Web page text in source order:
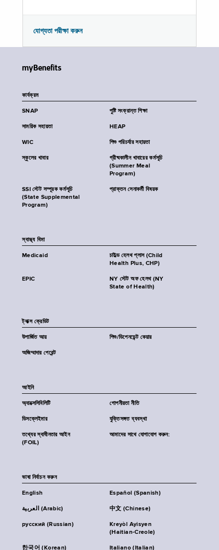
যোগ্যতা পরীক্ষা করুন
myBenefits
কার্যক্রম
SNAP পুষ্টি সংক্রান্ত শিক্ষা
সাময়িক সহায়তা HEAP
WIC শিশু পরিচর্যার সহায়তা
স্কুলের খাবার
গ্রীষ্মকালীন খাবারের কর্মসূচি
(Summer Meal
Program)
SSI স্টেট সম্পূরক কর্মসূচি
(State Supplemental
Program)
প্রাক্তন সেনাকর্মী বিষয়ক
স্বাস্থ্য বিমা
Medicaid
চাইল্ড হেলথ প্লাস (Child
Health Plus, CHP)
EPIC
NY স্টেট অফ হেলথ (NY
State of Health)
ট্যাক্স ক্রেডিট
উপার্জিত আয় শিশু/ডিপেনডেন্ট কেয়ার
অজিম্মাদার পেরেন্ট
আইনি
অ্যাক্সেসিবিলিটি গোপনীয়তা নীতি
ডিসক্লেইমার যুক্তিসঙ্গত ব্যবস্থা
তথ্যের স্বাধীনতার আইন
(FOIL)
আমাদের সাথে যোগাযোগ করুন:
ভাষা নির্বাচন করুন
English Español (Spanish)
العربية (Arabic) 中文 (Chinese)
русский (Russian)
Kreyòl Ayisyen
(Haitian-Creole)
한국어 (Korean) Italiano (Italian)